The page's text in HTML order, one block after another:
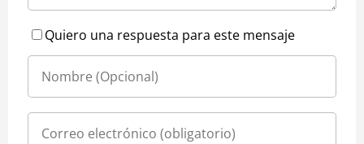
Quiero una respuesta para este mensaje